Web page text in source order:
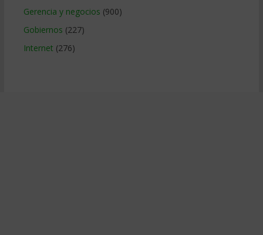
Gerencia y negocios (900)
Gobiernos (227)
Internet (276)